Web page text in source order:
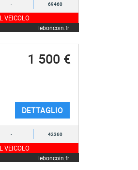
- 69460
VEICOLO
leboncoin.fr
1 500 €
DETTAGLIO
- 42360
VEICOLO
leboncoin.fr